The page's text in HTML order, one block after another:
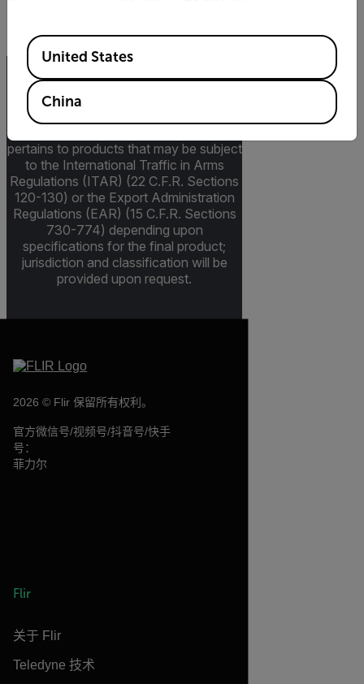
Export Restrictions
pertains to products that may be subject
to the International Traffic in Arms
Regulations (ITAR) (22 C.F.R. Sections
120-130) or the Export Administration
Regulations (EAR) (15 C.F.R. Sections
730-774) depending upon
specifications for the final product;
jurisdiction and classification will be
provided upon request.
2026 © Flir 保留所有权利。
官方微信号/视频号/抖音号/快手
号：
菲力尔
Flir
关于 Flir
Teledyne 技术
Available Locations
United States
China